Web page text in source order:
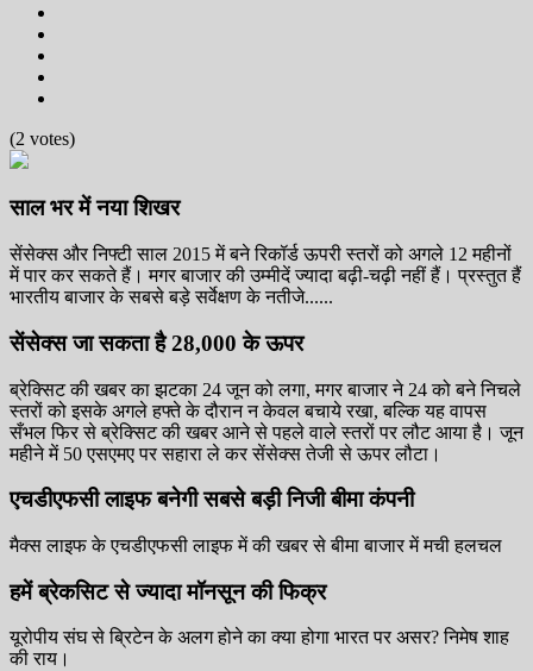
(2 votes)
साल भर में नया शिखर
सेंसेक्स और निफ्टी साल 2015 में बने रिकॉर्ड ऊपरी स्तरों को अगले 12 महीनों
में पार कर सकते हैं। मगर बाजार की उम्मीदें ज्यादा बढ़ी-चढ़ी नहीं हैं। प्रस्तुत हैं
भारतीय बाजार के सबसे बड़े सर्वेक्षण के नतीजे......
सेंसेक्स जा सकता है 28,000 के ऊपर
ब्रेक्सिट की खबर का झटका 24 जून को लगा, मगर बाजार ने 24 को बने निचले
स्तरों को इसके अगले हफ्ते के दौरान न केवल बचाये रखा, बल्कि यह वापस
सँभल फिर से ब्रेक्सिट की खबर आने से पहले वाले स्तरों पर लौट आया है। जून
महीने में 50 एसएमए पर सहारा ले कर सेंसेक्स तेजी से ऊपर लौटा।
एचडीएफसी लाइफ बनेगी सबसे बड़ी निजी बीमा कंपनी
मैक्स लाइफ के एचडीएफसी लाइफ में की खबर से बीमा बाजार में मची हलचल
हमें ब्रेकसिट से ज्यादा मॉनसून की फिक्र
यूरोपीय संघ से ब्रिटेन के अलग होने का क्या होगा भारत पर असर? निमेष शाह
की राय।